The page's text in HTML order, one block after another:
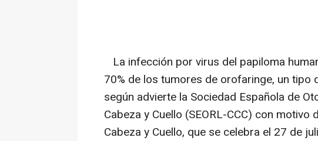
La infección por virus del papiloma
70% de los tumores de orofaringe, un tipo
según advierte la Sociedad Española de
Cabeza y Cuello (SEORL-CCC) con
Cabeza y Cuello, que se celebra el 27 de